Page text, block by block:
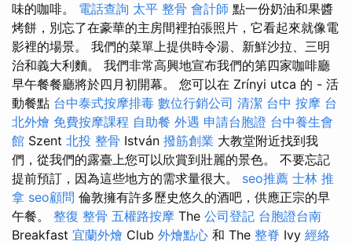
味的咖啡。 電話查詢 太平 整骨 會計師 點一份奶油和果醬
烤餅，別忘了在豪華的主房間裡拍張照片，它看起來就像電
影裡的場景。 我們的菜單上提供時令湯、新鮮沙拉、三明
治和義大利麵。 我們非常高興地宣布我們的第四家咖啡廳
早午餐餐廳將於四月初開幕。 您可以在 Zrínyi utca 的 - 活
動餐點 台中泰式按摩排毒 數位行銷公司 清潔 台中 按摩 台
北外燴 免費按摩課程 自助餐 外遇 申請台胞證 台中養生會
館 Szent 北投 整骨 István 撥筋創業 大教堂附近找到我
們，從我們的露臺上您可以欣賞到壯麗的景色。 不要忘記
提前預訂，因為這些地方的需求量很大。 seo推薦 士林 推
拿 seo顧問 倫敦擁有許多歷史悠久的酒吧，供應正宗的早
午餐。 整復 整骨 五權路按摩 The 公司登記 台胞證台南
Breakfast 宜蘭外燴 Club 外燴點心 和 The 整脊 Ivy 經絡